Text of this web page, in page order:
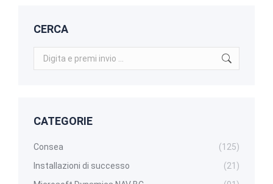
CERCA
Search:
CATEGORIE
Consea
(125)
Installazioni di successo
(21)